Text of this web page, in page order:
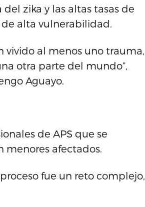
zika y las altas tasas de
alta vulnerabilidad.
vivido al menos uno trauma,
otra parte del mundo”,
Aguayo.
de APS que se
menores afectados.
fue un reto complejo,